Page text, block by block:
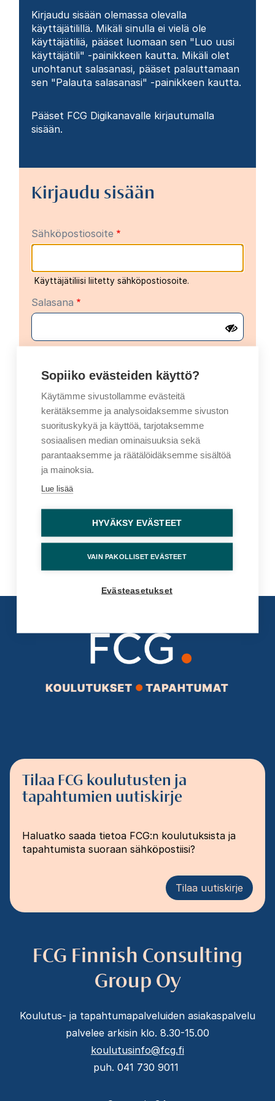
Kirjaudu sisään olemassa olevalla
käyttäjätilillä. Mikäli sinulla ei vielä ole
käyttäjätiliä, pääset luomaan sen "Luo uusi
käyttäjätili" -painikkeen kautta. Mikäli olet
unohtanut salasanasi, pääset palauttamaan
sen "Palauta salasanasi" -painikkeen kautta.
Pääset FCG Digikanavalle kirjautumalla
sisään.
Kirjaudu sisään
Sähköpostiosoite
Käyttäjätiliisi liitetty sähköpostiosoite.
Salasana
Vaihtoehtoinen kirjautuminen
Kirjaudu sisään kertakäyttöisellä koodilla
Sähköpostiosoite
Kertakirjautumiskoodi lähetetään
sähköpostiosoitteeseesi
Tilaa FCG koulutusten ja
tapahtumien uutiskirje
Haluatko saada tietoa FCG:n koulutuksista ja
tapahtumista suoraan sähköpostiisi?
Tilaa uutiskirje
FCG Finnish Consulting
Group Oy
Koulutus- ja tapahtumapalveluiden asiakaspalvelu
palvelee arkisin klo. 8.30-15.00
koulutusinfo@fcg.fi
puh. 041 730 9011
Sopiiko evästeiden käyttö?
Käytämme sivustollamme evästeitä
kerätäksemme ja analysoidaksemme sivuston
suorituskykyä ja käyttöä, tarjotaksemme
sosiaalisen median ominaisuuksia sekä
parantaaksemme ja räätälöidäksemme sisältöä
ja mainoksia.
Lue lisää
HYVÄKSY EVÄSTEET
VAIN PAKOLLISET EVÄSTEET
Evästeasetukset